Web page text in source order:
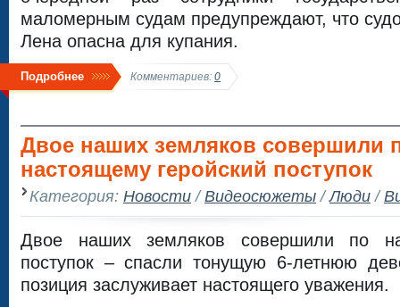
маломерным судам предупреждают, что
Лена опасна для купания.
Подробнее Комментариев: 0
Двое наших земляков совершили
настоящему геройский поступок
Категория: Новости/Видеосюжеты/Люди/
Двое наших земляков совершили по
поступок – спасли тонущую 6-летнюю
позиция заслуживает настоящего уважения.